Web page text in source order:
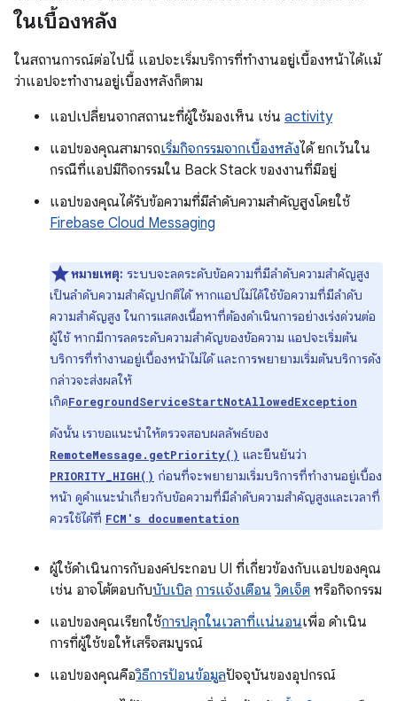
ในเบื้องหลัง
ในสถานการณ์ต่อไปนี้ แอปจะเริ่มบริการที่ทำงานอยู่เบื้องหน้าได้แม้
ว่าแอปจะทำงานอยู่เบื้องหลังก็ตาม
แอปเปลี่ยนจากสถานะที่ผู้ใช้มองเห็น เช่น activity
แอปของคุณสามารถเริ่มกิจกรรมจากเบื้องหลังได้ ยกเว้นใน
กรณีที่แอปมีกิจกรรมใน Back Stack ของงานที่มีอยู่
แอปของคุณได้รับข้อความที่มีลำดับความสำคัญสูงโดยใช้
Firebase Cloud Messaging
หมายเหตุ: ระบบจะลดระดับข้อความที่มีลำดับความสำคัญสูง
เป็นลำดับความสำคัญปกติได้ หากแอปไม่ได้ใช้ข้อความที่มีลำดับ
ความสำคัญสูง ในการแสดงเนื้อหาที่ต้องดำเนินการอย่างเร่งด่วนต่อ
ผู้ใช้ หากมีการลดระดับความสำคัญของข้อความ แอปจะเริ่มต้น
บริการที่ทำงานอยู่เบื้องหน้าไม่ได้ และการพยายามเริ่มต้นบริการดัง
กล่าวจะส่งผลให้
เกิดForegroundServiceStartNotAllowedException
ดังนั้น เราขอแนะนำให้ตรวจสอบผลลัพธ์ของ
RemoteMessage.getPriority() และยืนยันว่า
PRIORITY_HIGH() ก่อนที่จะพยายามเริ่มบริการที่ทำงานอยู่เบื้อง
หน้า ดูคำแนะนำเกี่ยวกับข้อความที่มีลำดับความสำคัญสูงและเวลาที่
ควรใช้ได้ที่ FCM's documentation
ผู้ใช้ดำเนินการกับองค์ประกอบ UI ที่เกี่ยวข้องกับแอปของคุณ
เช่น อาจโต้ตอบกับบับเบิล การแจ้งเตือน วิดเจ็ต หรือกิจกรรม
แอปของคุณเรียกใช้การปลุกในเวลาที่แน่นอนเพื่อ ดำเนิน
การที่ผู้ใช้ขอให้เสร็จสมบูรณ์
แอปของคุณคือวิธีการป้อนข้อมูลปัจจุบันของอุปกรณ์